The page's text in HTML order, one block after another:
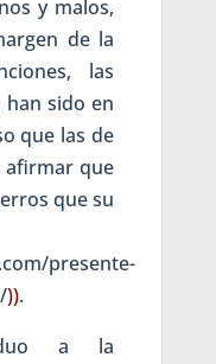
y malos,
de la
las
sido en
que las de
afirmar que
que su
presente-
)).
a la